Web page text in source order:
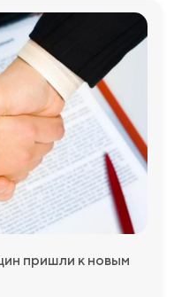
пришли к новым